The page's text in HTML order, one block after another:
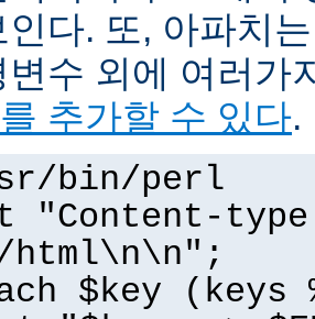
인다. 또, 아파치
변수 외에 여러가
추가할 수 있다.
bin/perl
"Content-
$key (keys